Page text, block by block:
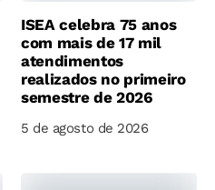
ISEA celebra 75 anos
com mais de 17 mil
atendimentos
realizados no primeiro
semestre de 2026
5 de agosto de 2026